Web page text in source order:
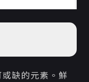
缺的元素。鮮